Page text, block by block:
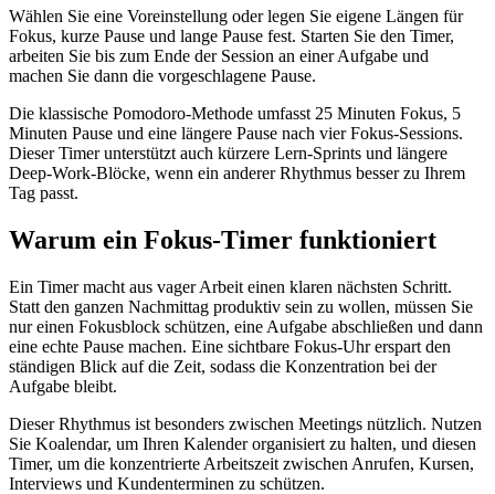
Wählen Sie eine Voreinstellung oder legen Sie eigene Längen für
Fokus, kurze Pause und lange Pause fest. Starten Sie den Timer,
arbeiten Sie bis zum Ende der Session an einer Aufgabe und
machen Sie dann die vorgeschlagene Pause.
Die klassische Pomodoro-Methode umfasst 25 Minuten Fokus, 5
Minuten Pause und eine längere Pause nach vier Fokus-Sessions.
Dieser Timer unterstützt auch kürzere Lern-Sprints und längere
Deep-Work-Blöcke, wenn ein anderer Rhythmus besser zu Ihrem
Tag passt.
Warum ein Fokus-Timer funktioniert
Ein Timer macht aus vager Arbeit einen klaren nächsten Schritt.
Statt den ganzen Nachmittag produktiv sein zu wollen, müssen Sie
nur einen Fokusblock schützen, eine Aufgabe abschließen und dann
eine echte Pause machen. Eine sichtbare Fokus-Uhr erspart den
ständigen Blick auf die Zeit, sodass die Konzentration bei der
Aufgabe bleibt.
Dieser Rhythmus ist besonders zwischen Meetings nützlich. Nutzen
Sie Koalendar, um Ihren Kalender organisiert zu halten, und diesen
Timer, um die konzentrierte Arbeitszeit zwischen Anrufen, Kursen,
Interviews und Kundenterminen zu schützen.